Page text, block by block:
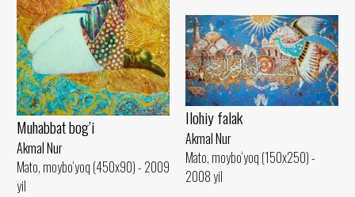
Muhabbat bog’i
Akmal Nur
Mato, moybo‘yoq (450x90) - 2009
yil
Ilohiy falak
Akmal Nur
Mato, moybo‘yoq (150x250) -
2008 yil